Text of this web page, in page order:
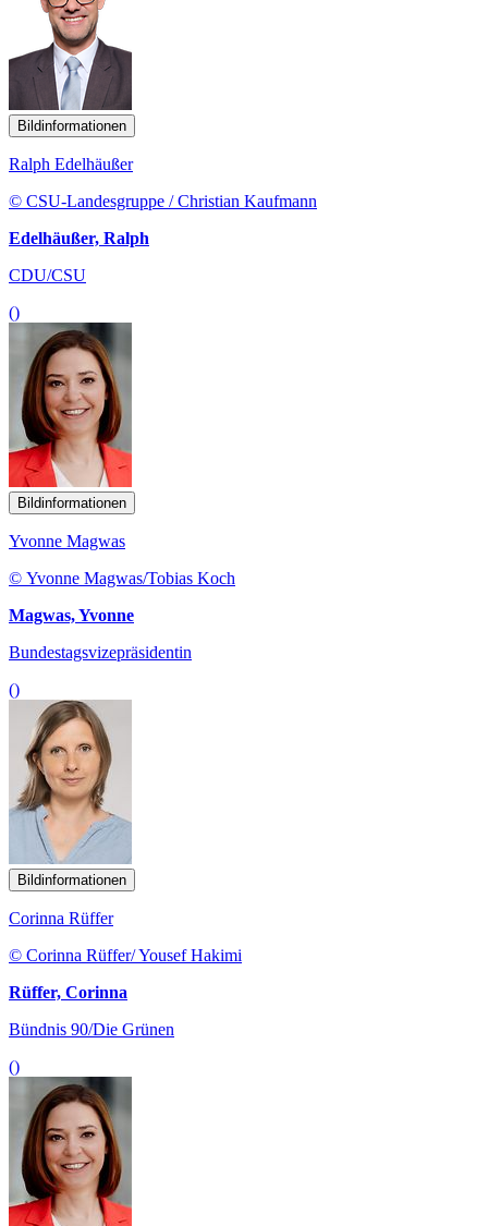
Bildinformationen
Ralph Edelhäußer
© CSU-Landesgruppe / Christian Kaufmann
Edelhäußer, Ralph
CDU/CSU
()
Bildinformationen
Yvonne Magwas
© Yvonne Magwas/Tobias Koch
Magwas, Yvonne
Bundestagsvizepräsidentin
()
Bildinformationen
Corinna Rüffer
© Corinna Rüffer/ Yousef Hakimi
Rüffer, Corinna
Bündnis 90/Die Grünen
()